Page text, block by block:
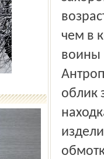
чем в
воины
облик